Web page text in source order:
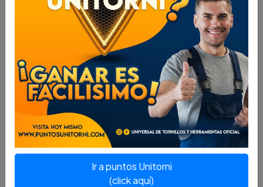
COPA IMPACTO FORCE CUAD 1PUL
2 13/16 REF4852.13.16
DESCRIPCIÓN
COPA IMPACTO FORCE CUAD 1PUL 2 13/16
REF4852.13.16
SKU....48615774
DESCRIPCIÓN...
ESPECIFICACIONES
Ir a puntos Unitorni
(click aquí)